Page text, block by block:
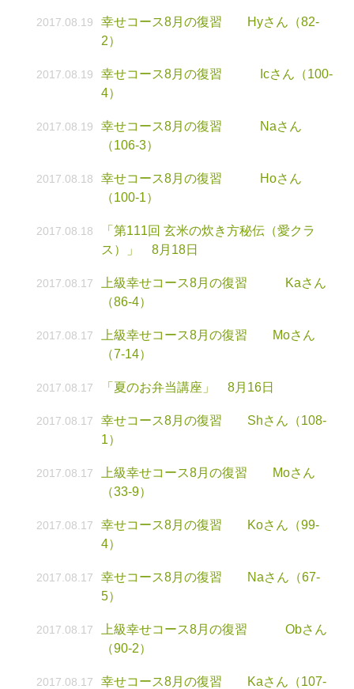
2017.08.19
幸せコース8月の復習 Hyさん（82-
2）
2017.08.19
幸せコース8月の復習 Icさん（100-
4）
2017.08.19
幸せコース8月の復習 Naさん
（106-3）
2017.08.18
幸せコース8月の復習 Hoさん
（100-1）
2017.08.18
「第111回 玄米の炊き方秘伝（愛クラ
ス）」 8月18日
2017.08.17
上級幸せコース8月の復習 Kaさん
（86-4）
2017.08.17
上級幸せコース8月の復習 Moさん
（7-14）
2017.08.17 「夏のお弁当講座」 8月16日
2017.08.17
幸せコース8月の復習 Shさん（108-
1）
2017.08.17
上級幸せコース8月の復習 Moさん
（33-9）
2017.08.17
幸せコース8月の復習 Koさん（99-
4）
2017.08.17
幸せコース8月の復習 Naさん（67-
5）
2017.08.17
上級幸せコース8月の復習 Obさん
（90-2）
2017.08.17
幸せコース8月の復習 Kaさん（107-